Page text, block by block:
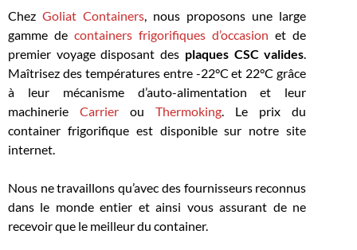
ChezGoliat Containers, nous proposons une large
gamme decontainers frigorifiques d’occasion et de
premier voyage disposant des plaques CSC valides.
Maîtrisez des températures entre -22°C et 22°C grâce
à leur mécanisme d’auto-alimentation et leur
machinerieCarrier ouThermoking. Le prix du
container frigorifique est disponible sur notre site
internet.
Nous ne travaillons qu’avec des fournisseurs reconnus
dans le monde entier et ainsi vous assurant de ne
recevoir que le meilleur du container.